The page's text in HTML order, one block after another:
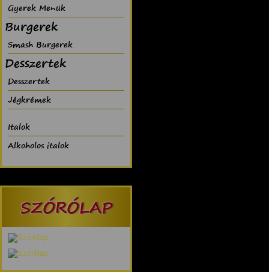
Gyerek Menük
Burgerek
Smash Burgerek
Desszertek
Desszertek
Jégkrémek
Italok
Alkoholos italok
SZÓRÓLAP